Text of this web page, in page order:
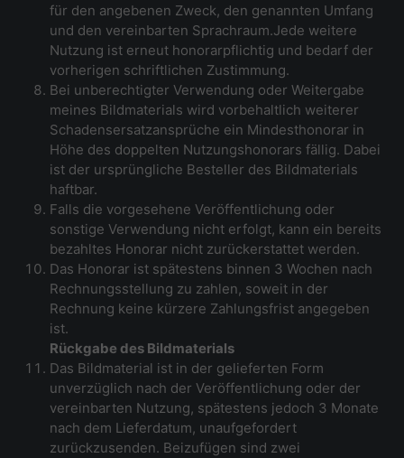
für den angebenen Zweck, den genannten Umfang
und den vereinbarten Sprachraum.Jede weitere
Nutzung ist erneut honorarpflichtig und bedarf der
vorherigen schriftlichen Zustimmung.
Bei unberechtigter Verwendung oder Weitergabe
meines Bildmaterials wird vorbehaltlich weiterer
Schadensersatzansprüche ein Mindesthonorar in
Höhe des doppelten Nutzungshonorars fällig. Dabei
ist der ursprüngliche Besteller des Bildmaterials
haftbar.
Falls die vorgesehene Veröffentlichung oder
sonstige Verwendung nicht erfolgt, kann ein bereits
bezahltes Honorar nicht zurückerstattet werden.
Das Honorar ist spätestens binnen 3 Wochen nach
Rechnungsstellung zu zahlen, soweit in der
Rechnung keine kürzere Zahlungsfrist angegeben
ist.
Rückgabe des Bildmaterials
Das Bildmaterial ist in der gelieferten Form
unverzüglich nach der Veröffentlichung oder der
vereinbarten Nutzung, spätestens jedoch 3 Monate
nach dem Lieferdatum, unaufgefordert
zurückzusenden. Beizufügen sind zwei